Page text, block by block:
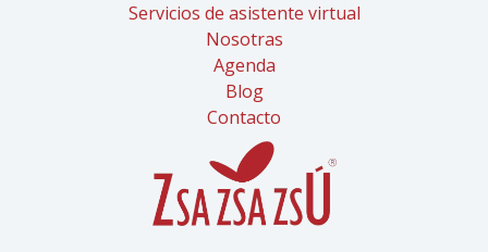
Servicios de asistente virtual
Nosotras
Agenda
Blog
Contacto